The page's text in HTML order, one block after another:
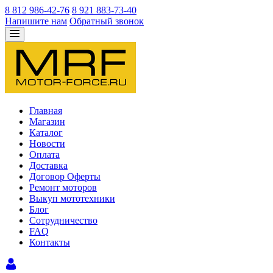
8 812 986-42-76 8 921 883-73-40
Напишите нам Обратный звонок
Главная
Магазин
Каталог
Новости
Оплата
Доставка
Договор Оферты
Ремонт моторов
Выкуп мототехники
Блог
Сотрудничество
FAQ
Контакты